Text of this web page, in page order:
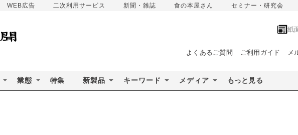
WEB広告 二次利用サービス 新聞・雑誌 食の本屋さん セミナー・研究会
紙
よくあるご質問 ご利用ガイド メ
業態 特集 新製品 キーワード メディア もっと見る